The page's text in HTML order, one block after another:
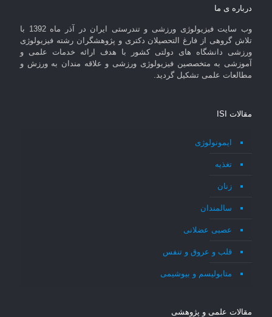
درباره ی ما
وب سایت فیزیولوژی ورزشی و تندرستی ایران در آذر ماه 1392 با
تلاش گروهی از فارغ التحصیلان دکتری و پژوهشگران رشته فیزیولوژی
ورزشی دانشگاه های دولتی کشور با هدف ارائه خدمات علمی و
آموزشی به متخصصین فیزیولوژی ورزشی و علاقه مندان به ورزش و
مطالعات علمی تشکیل گردید.
مقالات ISI
ایمونولوژی
تغذیه
زنان
سالمندان
عصبی عضلانی
قلب و عروق و تنفس
متابولیسم و بیوشیمی
مقالات علمی و پژوهشی